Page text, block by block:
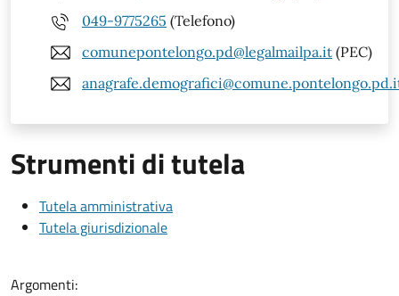
049-9775265 (Telefono)
comunepontelongo.pd@legalmailpa.it (PEC)
Strumenti di tutela
Tutela amministrativa
Tutela giurisdizionale
Argomenti: